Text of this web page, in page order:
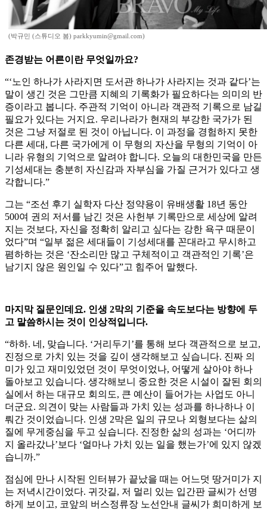
(박규민 (스튜디오 봄) parkkyumin@gmail.com)
존경받는 어른이란 무엇일까요?
“‘노인 하나가 사라지면 도서관 하나가 사라지는 것과 같다’는
말이 생긴 것은 그만큼 지혜의 기록화가 필요하다는 의미의 반
증이라고 봅니다. 주관적 기억이 아니라 객관적 기록으로 남길
필요가 있다는 거지요. 우리나라가 현재의 부강한 국가가 된
것은 그냥 저절로 된 것이 아닙니다. 이 과정을 경험하지 못한
다른 세대, 다른 국가에게 이 무형의 자산을 무형의 기억이 아
니라 유형의 기억으로 알려야 합니다. 오늘의 대한민국을 만든
기성세대는 충분히 자신감과 자부심을 가질 근거가 있다고 생
각합니다.”
그는 “조선 후기 실학자 다산 정약용이 유배생활 18년 동안
500여 권의 저서를 남긴 것은 사헌부 기록만으로 세상에 알려
지는 것보다, 자신을 정확히 알리고 싶다는 강한 욕구 때문이
었다”며 “일부 젊은 세대들이 기성세대를 꼰대라고 무시하고
폄하하는 것은 ‘잔소리만 많고 구체적이고 객관적인 기록’은
남기지 않은 원인일 수 있다”고 힘주어 말했다.
마지막 질문인데요. 인생 2막의 기준을 속도보다는 방향에 두
고 말씀하시는 것이 인상적입니다.
“하하. 네, 맞습니다. ‘거리두기’를 통해 보다 객관적으로 보고,
진정으로 가치 있는 것을 깊이 생각해보고 싶습니다. 진짜 의
미가 있고 재미있었던 것이 무엇이었나, 어떻게 살아야 하나
돌아보고 있습니다. 생각해보니 중요한 것은 시설이 잘된 회의
실에서 하는 대규모 회의도, 큰 예산이 들어가는 사업도 아니
더군요. 의견이 맞는 사람들과 가치 있는 성과를 하나하나 이
뤄간 것이었습니다. 인생 2막은 일의 규모나 외형보다는 삶의
질에 무게중심을 두고 싶습니다. 진정한 삶의 성과는 ‘어디까
지 올라갔나’보다 ‘얼마나 가치 있는 일을 했는가’에 있지 않겠
습니까.”
점심에 만나 시작된 인터뷰가 끝났을 때는 어느덧 땅거미가 지
는 저녁시간이었다. 귀갓길, 저 멀리 있는 입간판 글씨가 선명
하게 보이고, 코앞의 버스정류장 노선안내 글씨가 희미하게 보